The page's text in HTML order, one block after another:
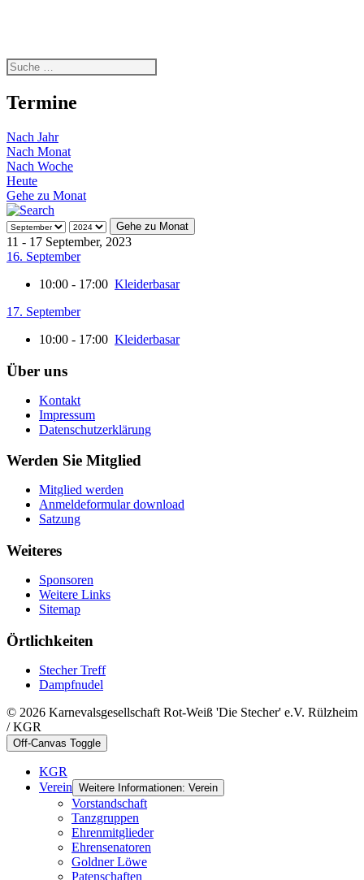
Termine
Nach Jahr
Nach Monat
Nach Woche
Heute
Gehe zu Monat
Gehe zu Monat
11 - 17 September, 2023
16. September
10:00 - 17:00 Kleiderbasar
17. September
10:00 - 17:00 Kleiderbasar
Über uns
Kontakt
Impressum
Datenschutzerklärung
Werden Sie Mitglied
Mitglied werden
Anmeldeformular download
Satzung
Weiteres
Sponsoren
Weitere Links
Sitemap
Örtlichkeiten
Stecher Treff
Dampfnudel
© 2026 Karnevalsgesellschaft Rot-Weiß 'Die Stecher' e.V. Rülzheim
/ KGR
Off-Canvas Toggle
KGR
Verein Weitere Informationen: Verein
Vorstandschaft
Tanzgruppen
Ehrenmitglieder
Ehrensenatoren
Goldner Löwe
Patenschaften